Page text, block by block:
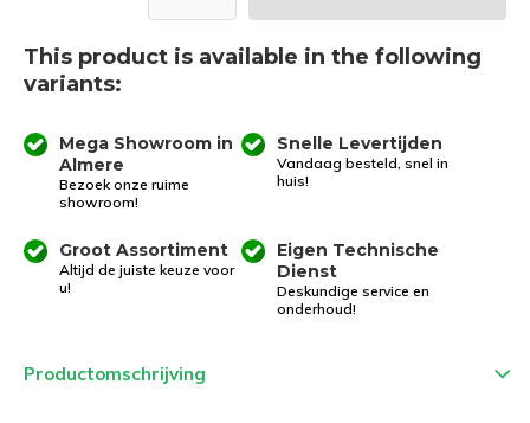
This product is available in the following
variants:
Mega Showroom in
Almere
Bezoek onze ruime
showroom!
Snelle Levertijden
Vandaag besteld, snel in
huis!
Groot Assortiment
Altijd de juiste keuze voor
u!
Eigen Technische
Dienst
Deskundige service en
onderhoud!
Productomschrijving